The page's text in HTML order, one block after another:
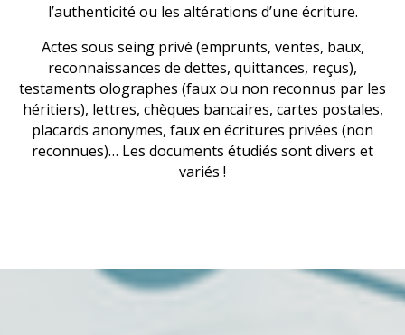
l’authenticité ou les altérations d’une écriture.
Actes sous seing privé (emprunts, ventes, baux,
reconnaissances de dettes, quittances, reçus),
testaments olographes (faux ou non reconnus par les
héritiers), lettres, chèques bancaires, cartes postales,
placards anonymes, faux en écritures privées (non
reconnues)… Les documents étudiés sont divers et
variés !